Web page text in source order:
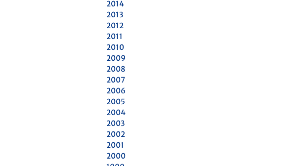
2014
2013
2012
2011
2010
2009
2008
2007
2006
2005
2004
2003
2002
2001
2000